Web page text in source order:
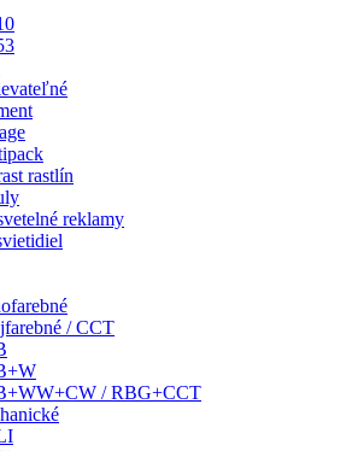
rastlín
reklamy
/ CCT
/ RBG+CCT